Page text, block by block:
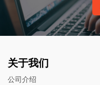
关于我们
公司介绍